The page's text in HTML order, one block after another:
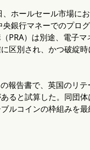
ホールセール市場に
銀行マネーでのプロ
PRA）は別途、電子
区別され、かつ破綻
報告書で、英国のリ
ると試算した。同団
ルコインの枠組みを最